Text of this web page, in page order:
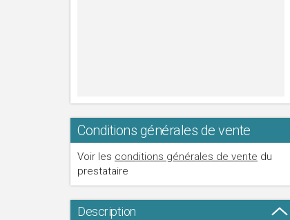
Conditions générales de vente
Voir les conditions générales de vente du
prestataire
Description